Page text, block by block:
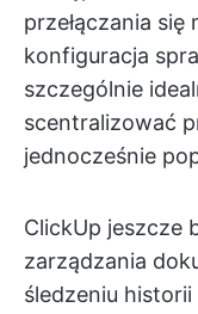
przełączania
konfiguracja
szczególnie
scentralizować
jednocześnie
ClickUp jeszcze
zarządzania
śledzeniu historii